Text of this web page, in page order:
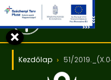
Kezdőlap 51/
×